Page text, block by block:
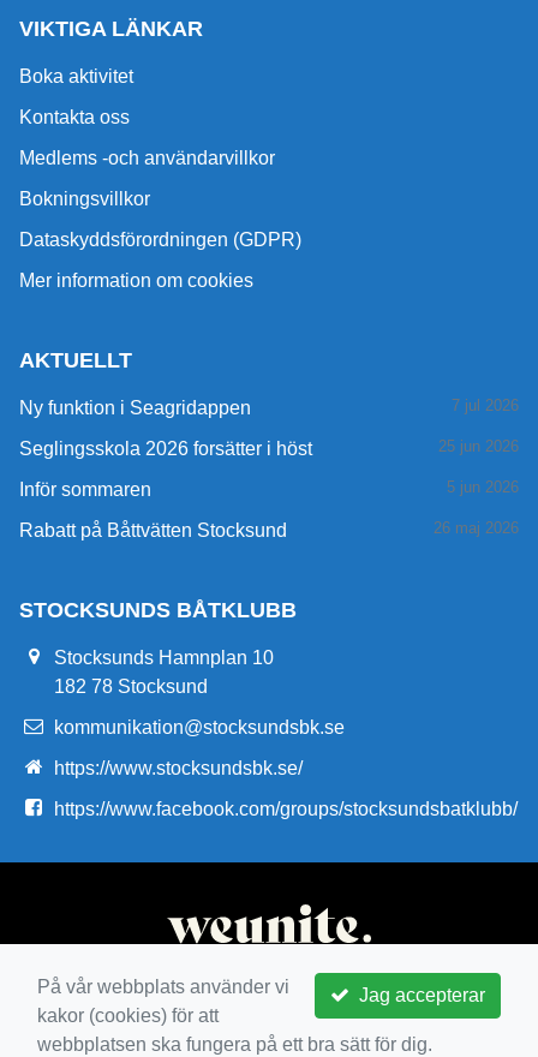
VIKTIGA LÄNKAR
Boka aktivitet
Kontakta oss
Medlems -och användarvillkor
Bokningsvillkor
Dataskyddsförordningen (GDPR)
Mer information om cookies
AKTUELLT
Ny funktion i Seagridappen 7 jul 2026
Seglingsskola 2026 forsätter i höst 25 jun 2026
Inför sommaren 5 jun 2026
Rabatt på Båttvätten Stocksund 26 maj 2026
STOCKSUNDS BÅTKLUBB
Stocksunds Hamnplan 10
182 78 Stocksund
kommunikation@stocksundsbk.se
https://www.stocksundsbk.se/
https://www.facebook.com/groups/stocksundsbatklubb/
Jag accepterar
På vår webbplats använder vi
kakor (cookies) för att
webbplatsen ska fungera på ett bra sätt för dig.